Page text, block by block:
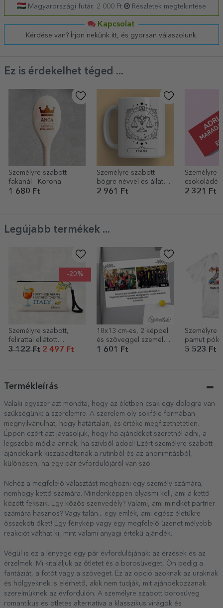
Magyarországi futár: 2 000 Ft Részletek megtekintése
Kapcsolat
Kérdése van? Írjon nekünk itt, és gyorsan válaszolunk.
Ez is érdekelhet téged ...
Személyre szabott
fakanál - Korona
1 680 Ft
Személyre szabott
bögre névvel és állatöv
jelével - Mérleg
2 961 Ft
Személyre
csokoládé -
2 321 Ft
Legújabb termékek ...
-20%
Személyre szabott,
felirattal ellátott
sminkkészlet –
3 122 Ft 2 497 Ft
18x13 cm-es, 2 képpel
és szöveggel személyre
szabott mágnes –
1 601 Ft
Személyre
pamut
és
5 523 Ft
Termékleírás
Valaki egyszer azt mondta, hogy az életben csak egy dologra van
szükségünk: a szerelemre. A szerelem oly sokféle formában
megnyilvánulhat, hogy határtalan, és értéke megfizethetetlen.
Éppen ezért azt javasoljuk, hogy ha ajándékot szeretnél adni, a
legszebb módja annak, ha szívből adod! Ezért személyre szabott
ajándékaink kiszabadítanak a rutinból és az anonimitásból,
különösen, ha egy pár évfordulójáról van szó.
Nehéz a megfelelő választást meghozni egy személy számára,
nemhogy kettő számára. Mindenképpen olyasmi kell, ami a kettő
között fekszik. Egy közös szenvedély? Valami, ami mindkét partner
számára hasznos? Vagy talán... egy emlék, ami egész életükre
összeköti őket! Egy fénykép vagy egy megfelelő üzenet mélyebb
reakciót válthat ki, mint valami anyagi értékű ajándék.
Végül is ez a lényege egy pár évfordulójának: az érzések és az
érzelmek. Mi kitaláljuk az ötletet és a borosüveget, Ön pedig a
fantáziát, a fotót vagy a szöveget. Ez az opció azoknak az uraknak
és hölgyeknek is elérhető, akik nem tudják, mit ajándékozzanak
szerelmüknek az évfordulón. A személyre szabott borosüveg
romantikus és ötletes alternatíva a klasszikus virágok és